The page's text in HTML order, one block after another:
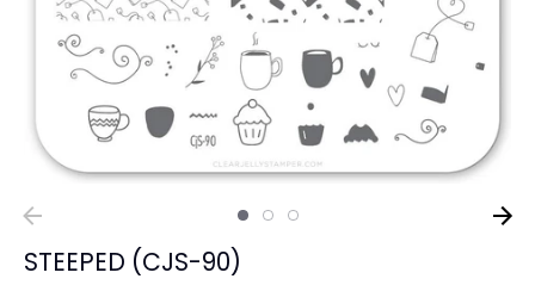
Stickers & Tattoos para uñas
Herramientas
STEEPED (CJS-90)